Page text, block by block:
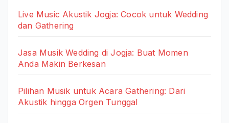
Live Music Akustik Jogja: Cocok untuk Wedding
dan Gathering
Jasa Musik Wedding di Jogja: Buat Momen
Anda Makin Berkesan
Pilihan Musik untuk Acara Gathering: Dari
Akustik hingga Orgen Tunggal